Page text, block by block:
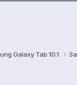
Galaxy Tab 10.1